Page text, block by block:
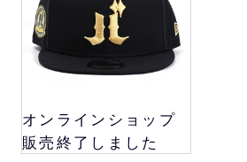
オンラインショップ
販売終了しました